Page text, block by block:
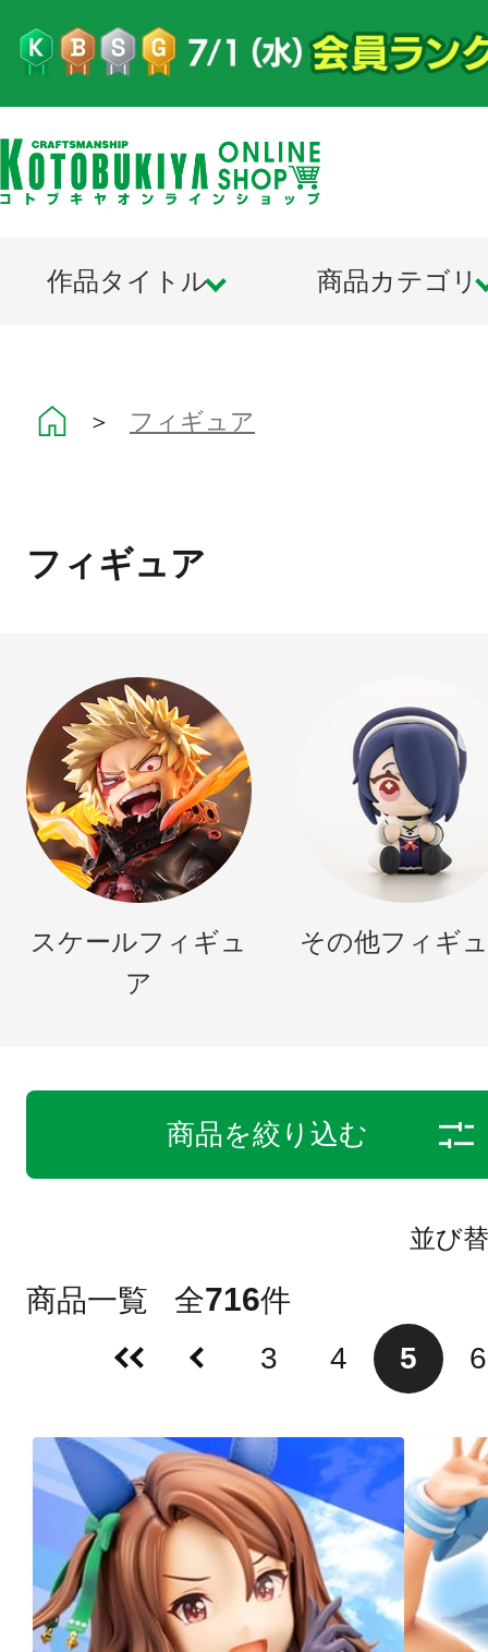
作品タイトル 商品カテゴリ
＞ フィギュア
フィギュア
スケールフィギュ
ア
その他フィギ
商品を絞り込む
並び
商品一覧 全716件
3
4 5 6